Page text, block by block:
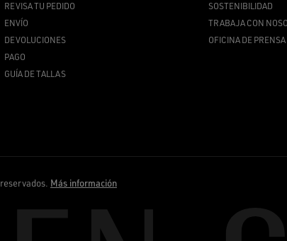
REVISA TU PEDIDO
ENVÍO
DEVOLUCIONES
PAGO
GUÍA DE TALLAS
SOSTENIBILIDAD
TRABAJA CON
OFICINA DE PRENSA
Más información